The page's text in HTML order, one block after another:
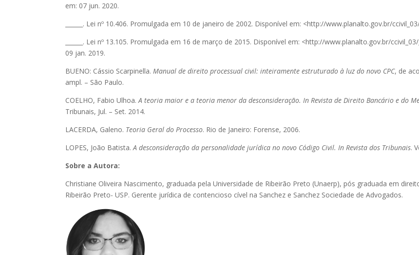
em: 07 jun. 2020.
______. Lei nº 10.406. Promulgada em 10 de janeiro de 2002. Disponível em: <http://www.planalto.gov.br/
______. Lei nº 13.105. Promulgada em 16 de março de 2015. Disponível em: <http://www.planalto.gov.br/
09 jan. 2019.
BUENO: Cássio Scarpinella.Manual de direito processual civil: inteiramente estruturado à luz do novo CPC, de
ampl. – São Paulo.
COELHO, Fabio Ulhoa.A teoria maior e a teoria menor da desconsideração. In Revista de Direito Bancário e do
Tribunais, Jul. – Set. 2014.
LACERDA, Galeno. Teoria Geral do Processo. Rio de Janeiro: Forense, 2006.
LOPES, João Batista.A desconsideração da personalidade jurídica no novo Código Civil. In Revista dos Tribunais.
Sobre a Autora:
Christiane Oliveira Nascimento, graduada pela Universidade de Ribeirão Preto (Unaerp), pós graduada em
Ribeirão Preto- USP. Gerente jurídica de contencioso cível na Sanchez e Sanchez Sociedade de Advogados.